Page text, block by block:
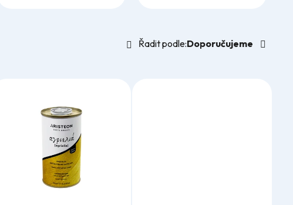
Ř
Řadit podle:Doporučujeme